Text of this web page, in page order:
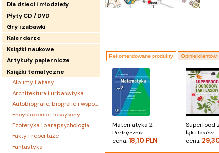
Dla dzieci i młodzieży
Płyty CD / DVD
Gry i zabawki
Kalendarze
Książki naukowe
Artykuły papiernicze
Książki tematyczne
Albumy i atlasy
Architektura i urbanistyka
Autobiografie, biografie i wspomnienia
Encyklopedie i leksykony
Ezoteryka i parapsychologia
Fakty i reportaże
Fantastyka
Rekomendowane produkty Opinie klientów
Matematyka 2
Podręcznik
cena:18,10 PLN
Superfood
łąk i lasów
cena: